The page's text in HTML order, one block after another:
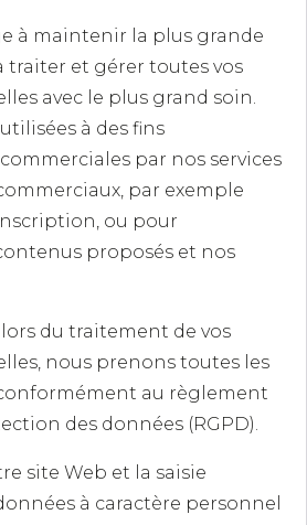
à maintenir la plus grande
traiter et gérer toutes vos
avec le plus grand soin.
à des fins
par nos services
par exemple
ou pour
proposés et nos
du traitement de vos
nous prenons toutes les
au règlement
des données (RGPD).
site Web et la saisie
à caractère personnel